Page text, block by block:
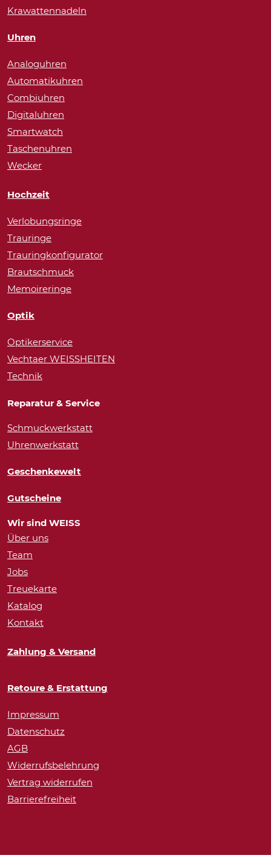
Krawattennadeln
Uhren
Analoguhren
Automatikuhren
Combiuhren
Digitaluhren
Smartwatch
Taschenuhren
Wecker
Hochzeit
Verlobungsringe
Trauringe
Trauringkonfigurator
Brautschmuck
Memoireringe
Optik
Optikerservice
Vechtaer WEISSHEITEN
Technik
Reparatur & Service
Schmuckwerkstatt
Uhrenwerkstatt
Geschenkewelt
Gutscheine
Wir sind WEISS
Über uns
Team
Jobs
Treuekarte
Katalog
Kontakt
Zahlung & Versand
Retoure & Erstattung
Impressum
Datenschutz
AGB
Widerrufsbelehrung
Vertrag widerrufen
Barrierefreiheit